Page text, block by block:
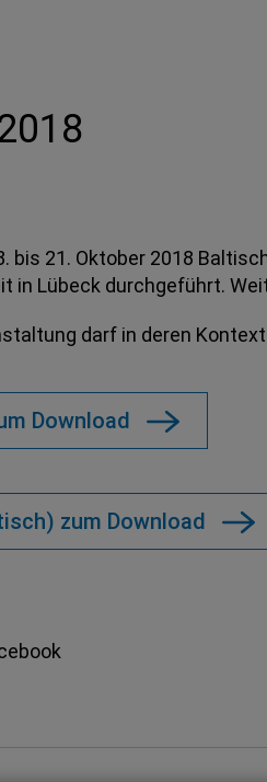
bis 21. Oktober 2018
in Lübeck durchgeführt.
darf in deren
Download
zum Download